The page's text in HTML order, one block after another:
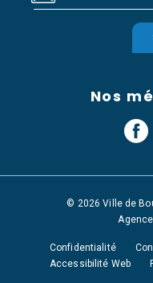
Nos
© 2026 Ville de
Confidentialité
Accessibilité Web